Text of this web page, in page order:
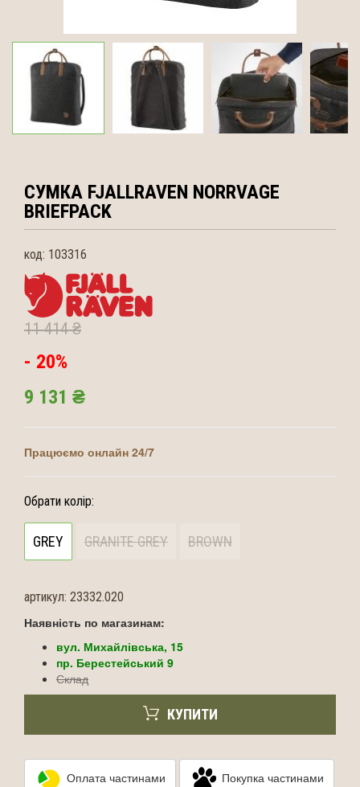
СУМКА FJALLRAVEN NORRVAGE
BRIEFPACK
код: 103316
11 414 ₴
- 20%
9 131 ₴
Працюємо онлайн 24/7
Обрати колір:
GREY GRANITE GREY BROWN
артикул: 23332.020
Наявність по магазинам:
вул. Михайлівська, 15
пр. Берестейський 9
Склад
КУПИТИ
Оплата частинами Покупка частинами